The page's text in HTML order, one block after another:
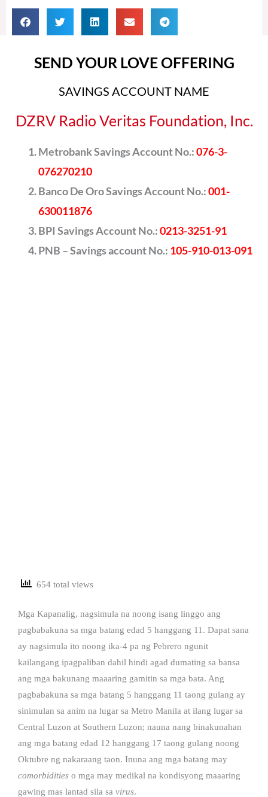
SEND YOUR LOVE OFFERING
SAVINGS ACCOUNT NAME
DZRV Radio Veritas Foundation, Inc.
Metrobank Savings Account No.:076-3-
076270210
Banco De Oro Savings Account No.:001-
630011876
BPI Savings Account No.:0213-3251-91
PNB – Savings account No.: 105-910-013-091
654 total views
Mga Kapanalig, nagsimula na noong isang linggo ang
pagbabakuna sa mga batang edad 5 hanggang 11. Dapat sana
ay nagsimula ito noong ika-4 pa ng Pebrero ngunit
kailangang ipagpaliban dahil hindi agad dumating sa bansa
ang mga bakunang maaaring gamitin sa mga bata. Ang
pagbabakuna sa mga batang 5 hanggang 11 taong gulang ay
sinimulan sa anim na lugar sa Metro Manila at ilang lugar sa
Central Luzon at Southern Luzon; nauna nang binakunahan
ang mga batang edad 12 hanggang 17 taong gulang noong
Oktubre ng nakaraang taon. Inuna ang mga batang may
comorbidities o mga may medikal na kondisyong maaaring
gawing mas lantad sila sa virus.